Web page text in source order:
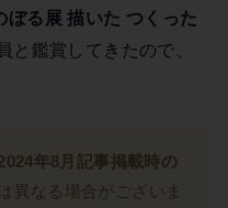
ぼる展 描いた つくった
と鑑賞してきたので、
年8月記事掲載時の
異なる場合がございま